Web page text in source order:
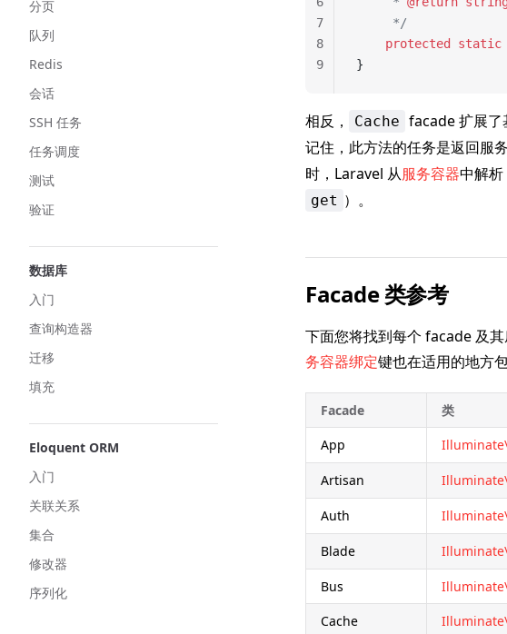
分页
队列
Redis
会话
SSH 任务
任务调度
测试
验证
数据库
入门
查询构造器
迁移
填充
Eloquent ORM
入门
关联关系
集合
修改器
序列化
     */
    protected
static
}
7
8
9
相反， Cache facade 扩展了
记住，此方法的任务是返回服
时，Laravel 从服务容器中解析
get ）。
Facade 类参考
下面您将找到每个 facade 及
务容器绑定键也在适用的地方包
Facade 类
App
Artisan
Auth
Blade
Bus
Cache